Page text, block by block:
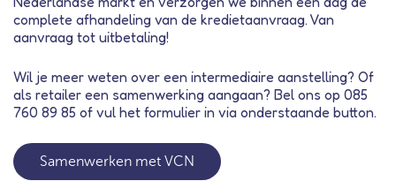
complete afhandeling van de kredietaanvraag. Van
aanvraag tot uitbetaling!
Wil je meer weten over een intermediaire aanstelling? Of
als retailer een samenwerking aangaan? Bel ons op 085
760 89 85 of vul het formulier in via onderstaande button.
Samenwerken met VCN